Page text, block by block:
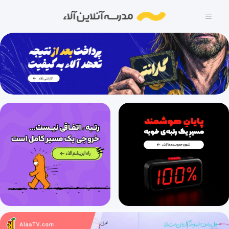
فصل پنجم: تنظیم اسمزی و دفع مواد زائد (قسمت1)، گفتار 1: هم‌ایستایی و کلیه‌ها (ساختار بیرونی و درونی)
33 دقیقه 1404/11/26
فصل پنجم: تنظیم اسمزی و دفع مواد زائد (قسمت2)، گفتار 1: هم‌ایستایی و کلیه‌ها (گردیزه‌ها و گردش خون)
31 دقیقه 1404/11/26
فصل پنجم: تنظیم اسمزی و دفع مواد زائد (قسمت سوم)، گفتار 2: تشکیل ادرار (تراوش)
1404/11/26
فصل پنجم: تنظیم اسمزی و دفع مواد زائد (قسمت چهارم)، گفتار 2: تشکیل ادرار (بازجذب و ترشح ادرار)
1404/11/26
فصل پنجم: تنظیم اسمزی و دفع مواد زائد (قسمت پنجم)، گفتار 2: تشکیل ادرار و تخلیۀ آن (تخلیۀ ادرار)
17 دقیقه 1404/11/26